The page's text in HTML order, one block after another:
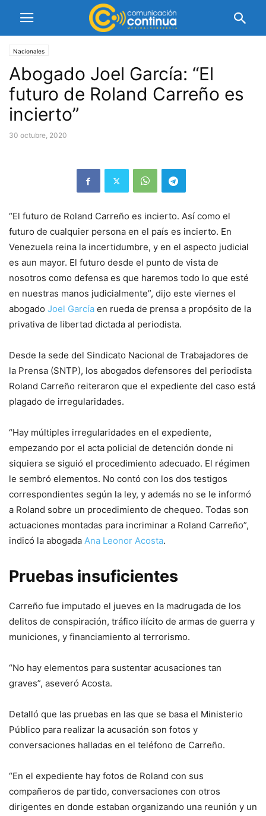
Nacionales
Abogado Joel García: “El
futuro de Roland Carreño es
incierto”
30 octubre, 2020
“El futuro de Roland Carreño es incierto. Así como el
futuro de cualquier persona en el país es incierto. En
Venezuela reina la incertidumbre, y en el aspecto judicial
es aun mayor. El futuro desde el punto de vista de
nosotros como defensa es que haremos todo lo que esté
en nuestras manos judicialmente”, dijo este viernes el
abogado Joel García en rueda de prensa a propósito de la
privativa de libertad dictada al periodista.
Desde la sede del Sindicato Nacional de Trabajadores de
la Prensa (SNTP), los abogados defensores del periodista
Roland Carreño reiteraron que el expediente del caso está
plagado de irregularidades.
“Hay múltiples irregularidades en el expediente,
empezando por el acta policial de detención donde ni
siquiera se siguió el procedimiento adecuado. El régimen
le sembró elementos. No contó con los dos testigos
correspondientes según la ley, y además no se le informó
a Roland sobre un procedimiento de chequeo. Todas son
actuaciones montadas para incriminar a Roland Carreño”,
indicó la abogada Ana Leonor Acosta.
Pruebas insuficientes
Carreño fue imputado el jueves en la madrugada de los
delitos de conspiración, tráfico ilícito de armas de guerra y
municiones, y financiamiento al terrorismo.
“No hay elementos para sustentar acusaciones tan
graves”, aseveró Acosta.
Detalló que las pruebas en las que se basa el Ministerio
Público para realizar la acusación son fotos y
conversaciones halladas en el teléfono de Carreño.
“En el expediente hay fotos de Roland con sus
compañeros de partido, conversaciones con otros
dirigentes en donde estaban organizando una reunión y un